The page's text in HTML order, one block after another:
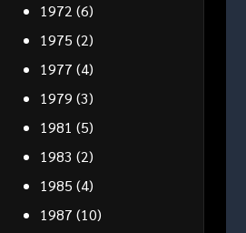
1972 (6)
1975 (2)
1977 (4)
1979 (3)
1981 (5)
1983 (2)
1985 (4)
1987 (10)